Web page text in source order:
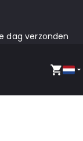
dag verzonden